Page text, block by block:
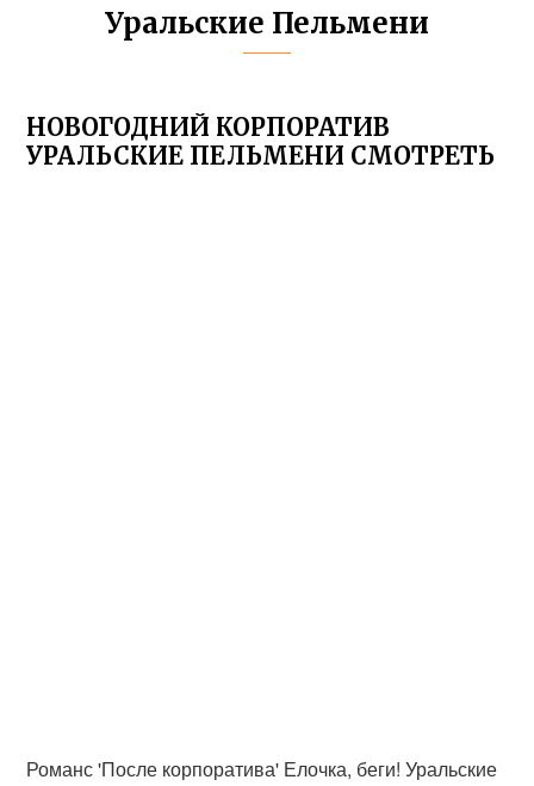
Уральские Пельмени
НОВОГОДНИЙ КОРПОРАТИВ
УРАЛЬСКИЕ ПЕЛЬМЕНИ СМОТРЕТЬ
Романс 'После корпоратива' Елочка, беги! Уральские